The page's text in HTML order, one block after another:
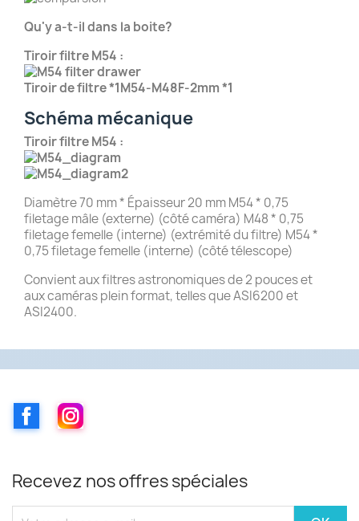
Qu'y a-t-il dans la boite?
Tiroir filtre M54 :
Tiroir de filtre *1M54-M48F-2mm *1
Schéma mécanique
Tiroir filtre M54 :
Diamètre 70 mm * Épaisseur 20 mm M54 * 0,75
filetage mâle (externe) (côté caméra) M48 * 0,75
filetage femelle (interne) (extrémité du filtre) M54 *
0,75 filetage femelle (interne) (côté télescope)
Convient aux filtres astronomiques de 2 pouces et
aux caméras plein format, telles que ASI6200 et
ASI2400.
FacebookInstagram
Recevez nos offres spéciales